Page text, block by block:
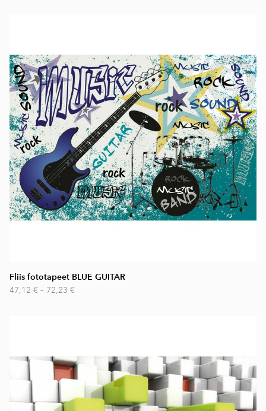
Fliis fototapeet BLUE GUITAR
47,12 € – 72,23 €